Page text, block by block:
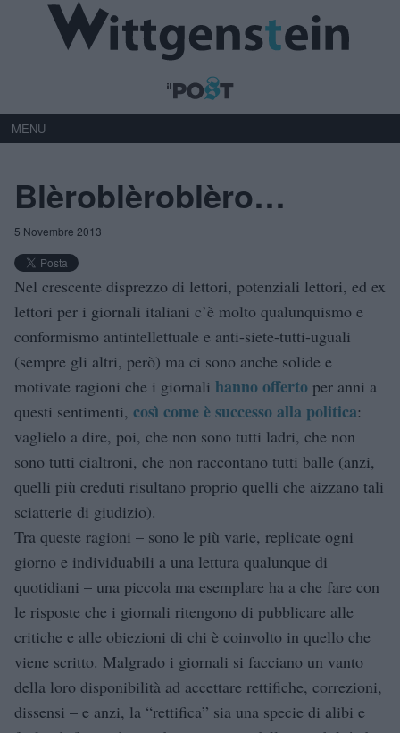
MENU
Blèroblèroblèro…
5 Novembre 2013
Nel crescente disprezzo di lettori, potenziali lettori, ed ex
lettori per i giornali italiani c’è molto qualunquismo e
conformismo antintellettuale e anti-siete-tutti-uguali
(sempre gli altri, però) ma ci sono anche solide e
motivate ragioni che i giornali hanno offerto per anni a
questi sentimenti, così come è successo alla politica:
vaglielo a dire, poi, che non sono tutti ladri, che non
sono tutti cialtroni, che non raccontano tutti balle (anzi,
quelli più creduti risultano proprio quelli che aizzano tali
sciatterie di giudizio).
Tra queste ragioni – sono le più varie, replicate ogni
giorno e individuabili a una lettura qualunque di
quotidiani – una piccola ma esemplare ha a che fare con
le risposte che i giornali ritengono di pubblicare alle
critiche e alle obiezioni di chi è coinvolto in quello che
viene scritto. Malgrado i giornali si facciano un vanto
della loro disponibilità ad accettare rettifiche, correzioni,
dissensi – e anzi, la “rettifica” sia una specie di alibi e